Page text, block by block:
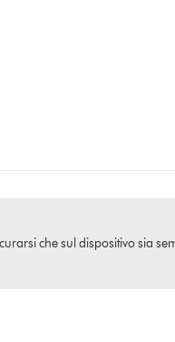
che sul dispositivo sia